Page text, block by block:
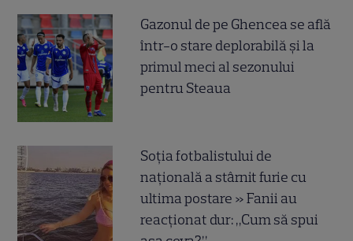
Gazonul de pe Ghencea se află
într-o stare deplorabilă și la
primul meci al sezonului
pentru Steaua
Soția fotbalistului de
națională a stârnit furie cu
ultima postare » Fanii au
reacționat dur: „Cum să spui